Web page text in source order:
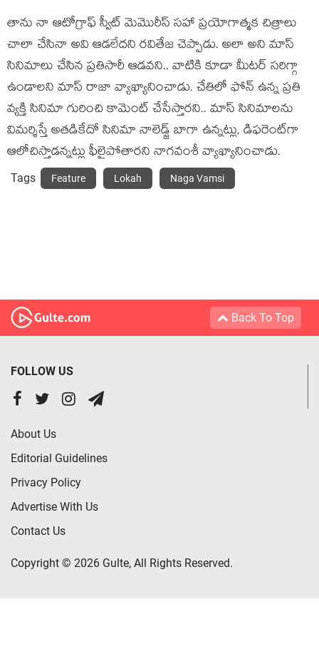
తాను నా ఆటోగ్రాఫ్ స్వీట్ మెమొరీస్ స‌హా ప్ర‌యోగాత్మ‌క చిత్రాలు
చాలా చేసినా అవి ఆడ‌లేద‌ని ర‌వితేజ చెప్పాడు. అలా అని మాస్
సినిమాలు చేసిన ప్ర‌తిసారీ ఆడ‌వ‌ని.. వాటికి కూడా మీట‌ర్ స‌రిగ్గా
ఉండాల‌ని మాస్ రాజా వ్యాఖ్యానించాడు. చేతిలో ఫోన్ ఉన్న ప్ర‌తి
వ్య‌క్తి సినిమా గురించి కామెంట్ చేసేస్తార‌ని.. మాస్ సినిమాల‌ను
విమ‌ర్శిస్తే అతడికేదో సినిమా నాలెడ్జ్ బాగా ఉన్న‌ట్లు, డిఫ‌రెంట్‌గా
ఆలోచిస్తాడ‌న్న‌ట్లు ఫీలైపోతార‌ని నాగ‌వంశీ వ్యాఖ్యానించాడు.
Tags Feature Lokah Naga Vamsi
Back To Top
FOLLOW US
About Us
Editorial Guidelines
Privacy Policy
Advertise With Us
Contact Us
Copyright © 2026 Gulte, All Rights Reserved.